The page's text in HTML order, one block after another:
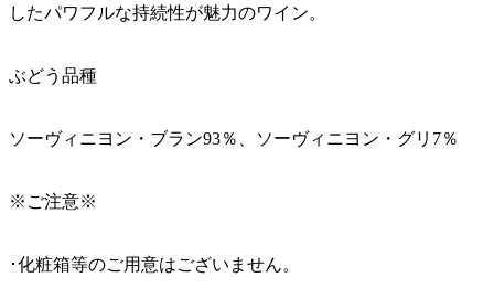
したパワフルな持続性が魅力のワイン。
ぶどう品種
ソーヴィニヨン・ブラン93％、ソーヴィニヨン・グリ7％
※ご注意※
･化粧箱等のご用意はございません。